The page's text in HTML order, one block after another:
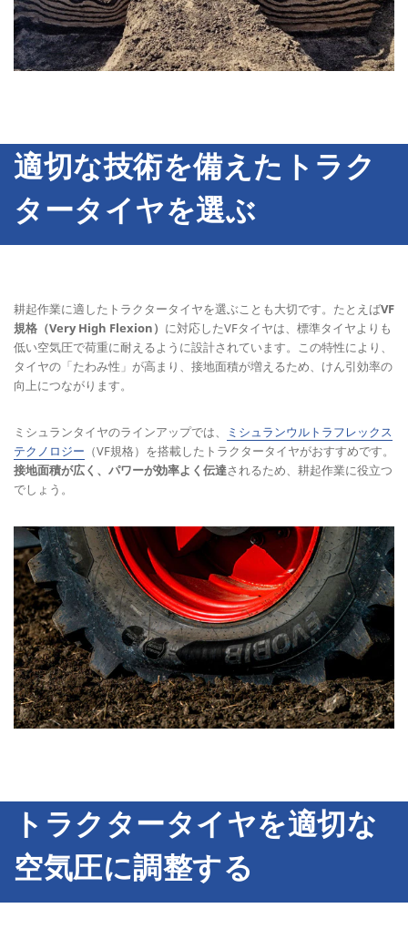
適切な技術を備えたトラク
タータイヤを選ぶ
耕起作業に適したトラクタータイヤを選ぶことも大切です。たとえばVF
規格（Very High Flexion） に対応したVFタイヤは、標準タイヤよりも
低い空気圧で荷重に耐えるように設計されています。この特性により、
タイヤの「たわみ性」が高まり、接地面積が増えるため、けん引効率の
向上につながります。
ミシュランタイヤのラインアップでは、
ミシュランウルトラフレックス
テクノロジー （VF規格）を搭載したトラクタータイヤがおすすめです。
接地面積が広く、パワーが効率よく伝達されるため、耕起作業に役立つ
でしょう。
トラクタータイヤを適切な
空気圧に調整する